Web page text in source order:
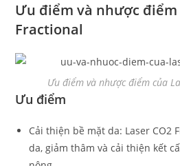
Ưu điểm và nhược điểm
Fractional
Ưu điểm và nhược điểm của
Ưu điểm
Cải thiện bề mặt da: Laser CO2
da, giảm thâm và cải thiện kết